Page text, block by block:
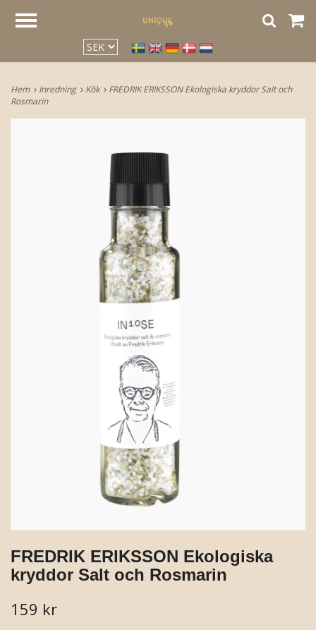
Hem Inredning Kök
FREDRIK ERIKSSON Ekologiska kryddor Salt och
Rosmarin
FREDRIK ERIKSSON Ekologiska
kryddor Salt och Rosmarin
159 kr